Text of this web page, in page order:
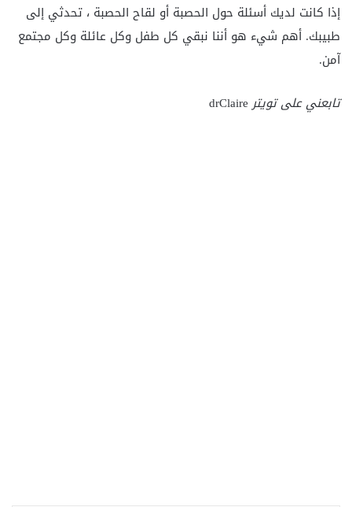
إذا كانت لديك أسئلة حول الحصبة أو لقاح الحصبة ، تحدثي إلى
طبيبك. أهم شيء هو أننا نبقي كل طفل وكل عائلة وكل مجتمع
آمن.
تابعني على تويترdrClaire